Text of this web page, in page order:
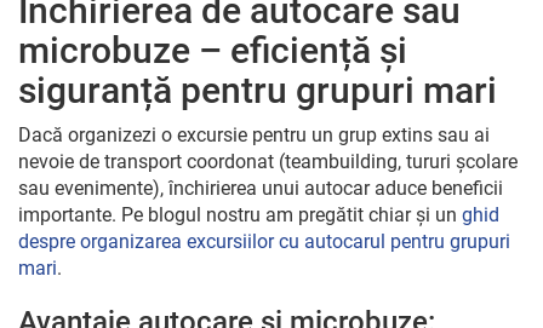
Închirierea de autocare sau
microbuze – eficiență și
siguranță pentru grupuri mari
Dacă organizezi o excursie pentru un grup extins sau ai
nevoie de transport coordonat (teambuilding, tururi școlare
sau evenimente), închirierea unui autocar aduce beneficii
importante. Pe blogul nostru am pregătit chiar și un ghid
despre organizarea excursiilor cu autocarul pentru grupuri
mari.